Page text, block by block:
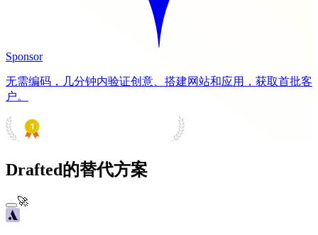
Sponsor
无需编码，几分钟内验证创意、搭建网站和应用，获取首批客
户。
Drafted的替代方案
🚀